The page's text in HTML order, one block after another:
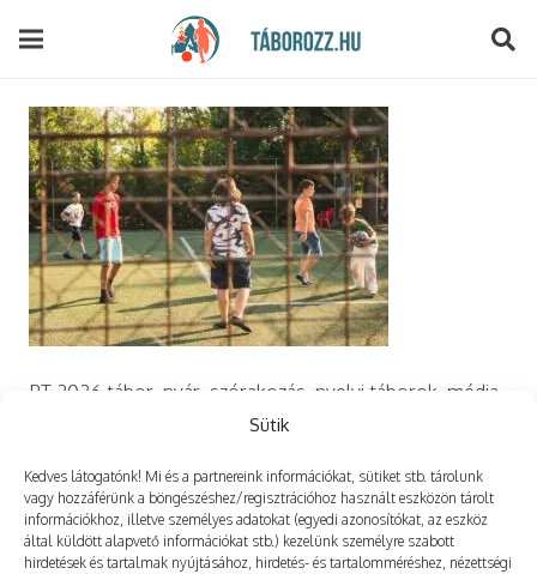
Sütik
Kedves látogatónk! Mi és a partnereink információkat, sütiket stb. tárolunk
vagy hozzáférünk a böngészéshez/regisztrációhoz használt eszközön tárolt
információkhoz, illetve személyes adatokat (egyedi azonosítókat, az eszköz
által küldött alapvető információkat stb.) kezelünk személyre szabott
hirdetések és tartalmak nyújtásához, hirdetés- és tartalomméréshez, nézettségi
PT 2026 tábor, nyár, szórakozás, nyelvi táborok, média,
film, robotika, angoltábor, fotós tábor, sporttábor,
Vélemény, hozzászólás?